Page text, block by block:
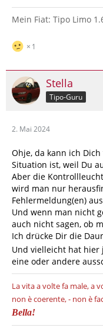
Mein Fiat: Tipo Limo
1
Stella
Tipo-Guru
2. Mai 2024
Ohje, da kann ich
Situation ist, weil Du
Aber die
wird man nur
Fehlermeldung(en)
Und wenn man nicht
auch nicht sagen, ob
Ich drücke Dir die
Und vielleicht hat hier
eine oder andere
La vita a volte fa male, a
non è coerente, - non è
Bella!